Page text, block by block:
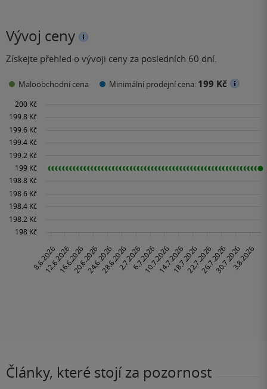
Vývoj ceny
Získejte přehled o vývoji ceny za posledních 60 dní.
Maloobchodní cena Minimální prodejní cena: 199 Kč
Články, které stojí za pozornost